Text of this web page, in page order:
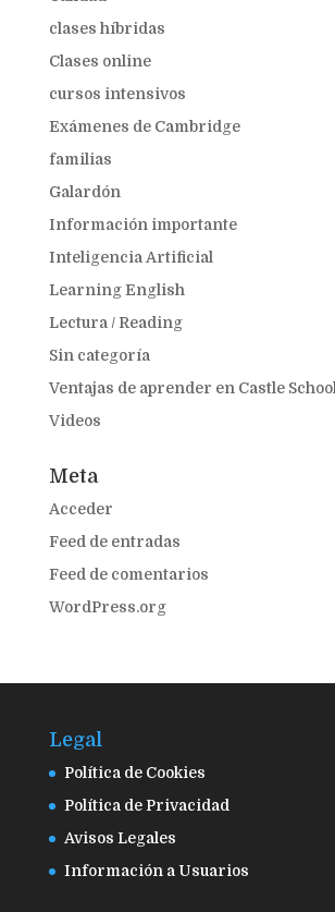
clases híbridas
Clases online
cursos intensivos
Exámenes de Cambridge
familias
Galardón
Información importante
Inteligencia Artificial
Learning English
Lectura / Reading
Sin categoría
Ventajas de aprender en Castle School
Videos
Meta
Acceder
Feed de entradas
Feed de comentarios
WordPress.org
Legal
Política de Cookies
Política de Privacidad
Avisos Legales
Información a Usuarios